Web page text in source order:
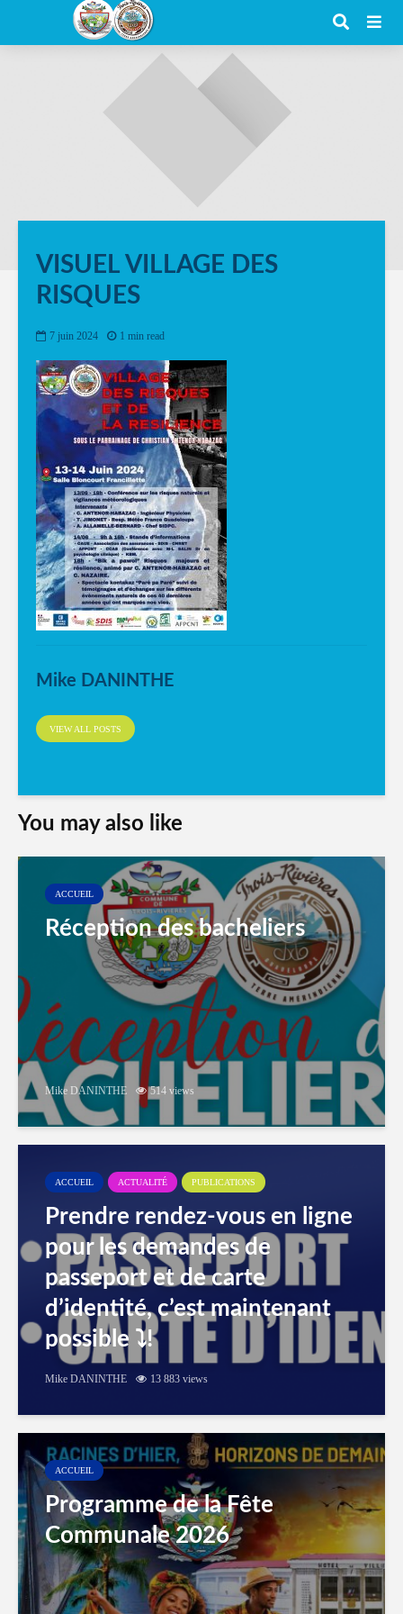
VISUEL VILLAGE DES
RISQUES
7 juin 2024 1 min read
Mike DANINTHE
VIEW ALL POSTS
You may also like
ACCUEIL
Réception des bacheliers
Mike DANINTHE 514 views
ACCUEIL ACTUALITÉ PUBLICATIONS
Prendre rendez-vous en ligne
pour les demandes de
passeport et de carte
d’identité, c’est maintenant
possible ⤵️!
Mike DANINTHE 13 883 views
ACCUEIL
Programme de la Fête
Communale 2026